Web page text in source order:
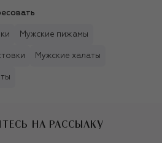
Мужские пижамы
Мужские халаты
НА РАССЫЛКУ